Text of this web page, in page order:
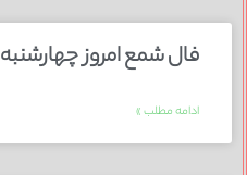
فال شمع امروز چهارشنبه 3 دی 1404
ادامه مطلب »